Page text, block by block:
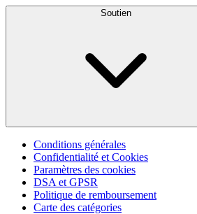
Soutien
Conditions générales
Confidentialité et Cookies
Paramètres des cookies
DSA et GPSR
Politique de remboursement
Carte des catégories